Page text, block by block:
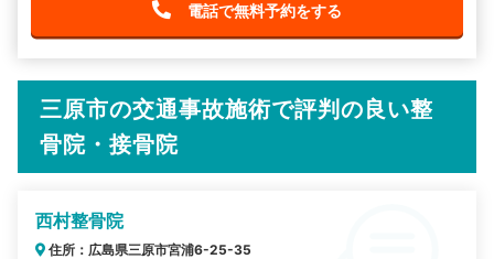
電話で無料予約をする
三原市の交通事故施術で評判の良い整
骨院・接骨院
西村整骨院
住所：広島県三原市宮浦6-25-35